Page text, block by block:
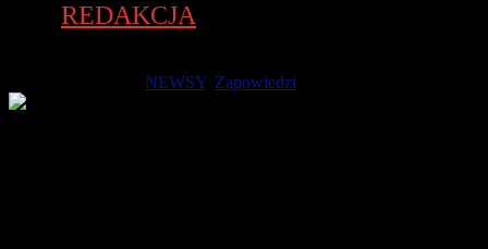
REDAKCJA
NEWSY, Zapowiedzi